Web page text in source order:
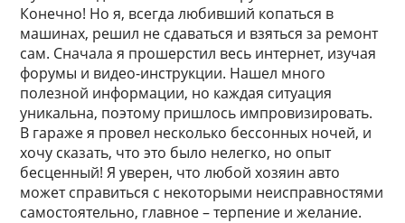
Конечно! Но я, всегда любивший копаться в
машинах, решил не сдаваться и взяться за ремонт
сам. Сначала я прошерстил весь интернет, изучая
форумы и видео-инструкции. Нашел много
полезной информации, но каждая ситуация
уникальна, поэтому пришлось импровизировать.
В гараже я провел несколько бессонных ночей, и
хочу сказать, что это было нелегко, но опыт
бесценный! Я уверен, что любой хозяин авто
может справиться с некоторыми неисправностями
самостоятельно, главное – терпение и желание.